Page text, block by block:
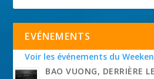
EVÉNEMENTS
Voir les événements du
BAO VUONG, DERRIÈRE